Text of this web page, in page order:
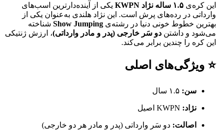
این کره‌ی ۱.۵ ساله نژاد KWPN
یکی از آینده‌دارترین اسب‌های
وارداتی در رده‌های پرش است. این نژاد هلندی به‌عنوان یکی از
بهترین خطوط خونی دنیا در رشته‌ی Show Jumping شناخته
می‌شود و داشتن دو سَر خارجی (پدر و مادر وارداتی)، ارزش ژنتیکی
این کره را چندین برابر می‌کند.
⭐ ویژگی‌های اصلی
سن:
نژاد:
اصالت: دو سَر وارداتی (پدر و مادر هر دو خارجی)